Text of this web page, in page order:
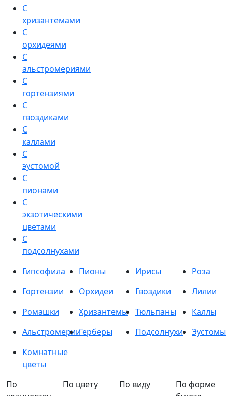
С
хризантемами
С
орхидеями
С
альстромериями
С
гортензиями
С
гвоздиками
С
каллами
С
эустомой
С
пионами
С
экзотическими
цветами
С
подсолнухами
Гипсофила
Пионы Ирисы
Роза
Гортензии
Орхидеи Гвоздики
Лилии
Ромашки
Хризантемы Тюльпаны
Каллы
АльстромерииГерберы Подсолнухи
Эустомы
Комнатные
цветы
По
По цвету
По виду
По форме